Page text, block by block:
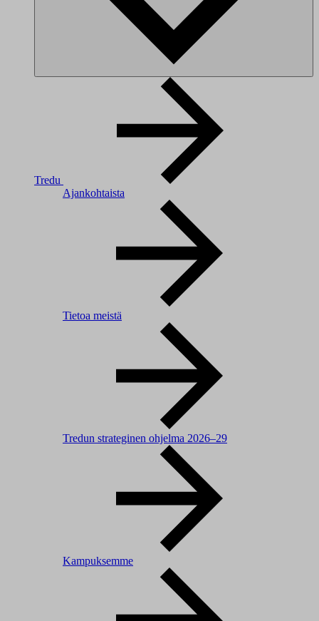
Tredu
Ajankohtaista
Tietoa meistä
Tredun strateginen ohjelma 2026–29
Kampuksemme